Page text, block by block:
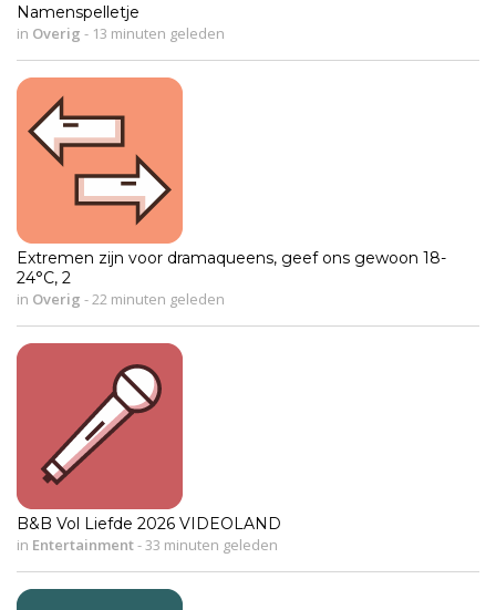
Namenspelletje
in Overig - 13 minuten geleden
Extremen zijn voor dramaqueens, geef ons gewoon 18-
24°C, 2
in Overig - 22 minuten geleden
B&B Vol Liefde 2026 VIDEOLAND
in Entertainment- 33 minuten geleden